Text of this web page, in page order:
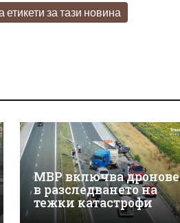
етикети за тази новина
МВР включва дронове
в разследването на
тежки катастрофи